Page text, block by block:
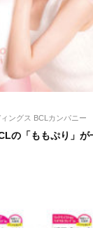
ングス BCLカンパニー
の「ももぷり」が